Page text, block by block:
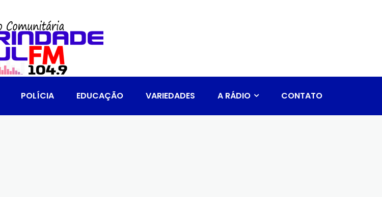
POLÍCIA EDUCAÇÃO VARIEDADES A RÁDIO CONTATO